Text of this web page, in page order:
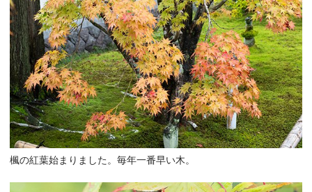
楓の紅葉始まりました。毎年一番早い木。